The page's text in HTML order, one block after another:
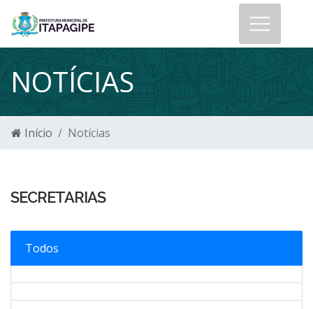
NOTÍCIAS
Início Notícias
SECRETARIAS
Todos